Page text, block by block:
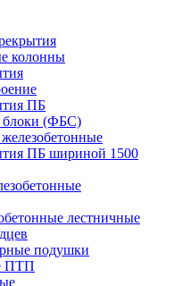
колонны
ПБ
блоки (ФБС)
ПБ шириной 1500
лестничные
подушки
ПТП